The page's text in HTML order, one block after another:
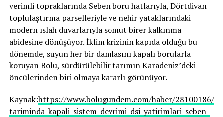
verimli topraklarında Seben boru hatlarıyla, Dörtdivan
toplulaştırma parselleriyle ve nehir yataklarındaki
modern ıslah duvarlarıyla somut birer kalkınma
abidesine dönüşüyor. İklim krizinin kapıda olduğu bu
dönemde, suyun her bir damlasını kapalı borularla
koruyan Bolu, sürdürülebilir tarımın Karadeniz’deki
öncülerinden biri olmaya kararlı görünüyor.
Kaynak:https://www.bolugundem.com/haber/28100186/
tariminda-kapali-sistem-devrimi-dsi-yatirimlari-seben-